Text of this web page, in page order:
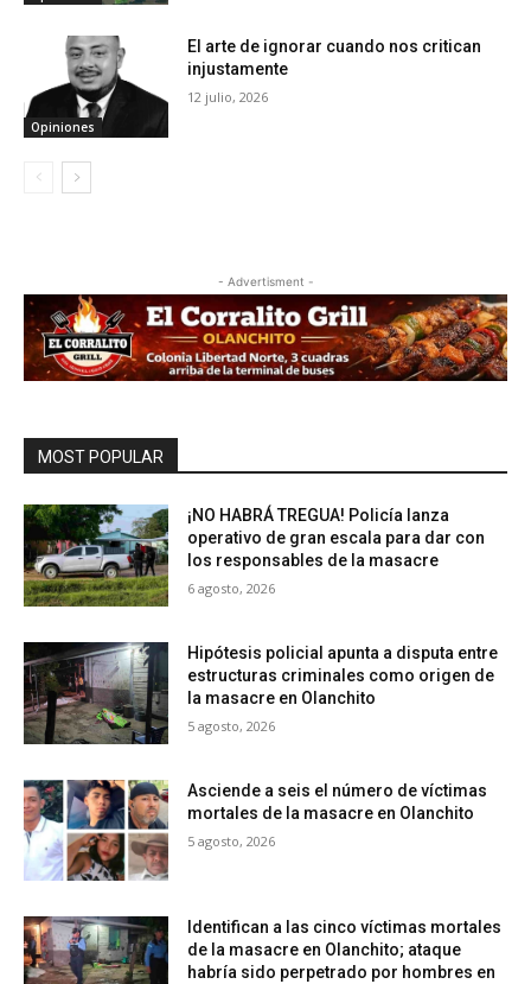
Opiniones
El arte de ignorar cuando nos critican
injustamente
12 julio, 2026
- Advertisment -
MOST POPULAR
¡NO HABRÁ TREGUA! Policía lanza
operativo de gran escala para dar con
los responsables de la masacre
6 agosto, 2026
Hipótesis policial apunta a disputa entre
estructuras criminales como origen de
la masacre en Olanchito
5 agosto, 2026
Asciende a seis el número de víctimas
mortales de la masacre en Olanchito
5 agosto, 2026
Identifican a las cinco víctimas mortales
de la masacre en Olanchito; ataque
habría sido perpetrado por hombres en